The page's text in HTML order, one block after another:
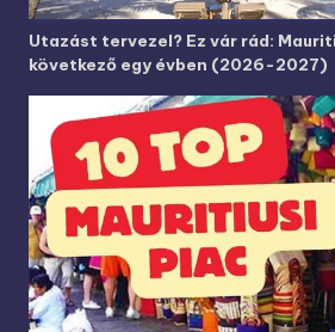
Utazást tervezel? Ez vár rád:
következő egy évben (2026-2027)